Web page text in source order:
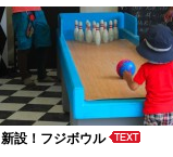
新設！フジボウル